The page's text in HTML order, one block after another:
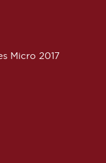
Micro 2017